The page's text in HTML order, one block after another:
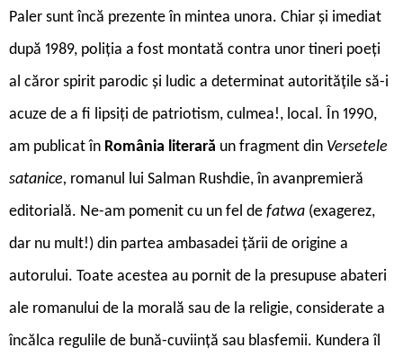
Paler sunt încă prezente în mintea unora. Chiar și imediat
după 1989, poliția a fost montată contra unor tineri poeți
al căror spirit parodic și ludic a determinat autoritățile să-i
acuze de a fi lipsiți de patriotism, culmea!, local. În 1990,
am publicat în România literară un fragment din Versetele
satanice, romanul lui Salman Rushdie, în avanpremieră
editorială. Ne-am pomenit cu un fel de fatwa (exagerez,
dar nu mult!) din partea ambasadei țării de origine a
autorului. Toate acestea au pornit de la presupuse abateri
ale romanului de la morală sau de la religie, considerate a
încălca regulile de bună-cuviință sau blasfemii. Kundera îl